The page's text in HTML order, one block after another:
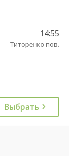
14:55
Титоренко пов.
Выбрать